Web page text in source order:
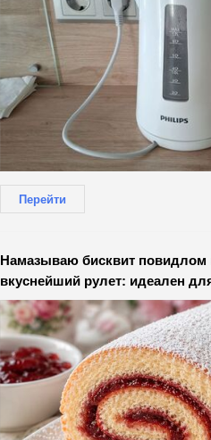
Перейти
Намазываю бисквит повидлом
вкуснейший рулет: идеален